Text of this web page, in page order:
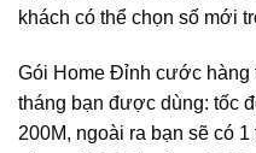
khách có thể chọn số mới
Gói Home Đỉnh cước hàng
tháng bạn được dùng: tốc
200M, ngoài ra bạn sẽ có